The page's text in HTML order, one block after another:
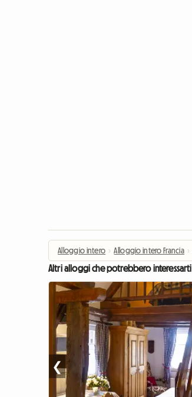
Alloggio intero › Alloggio intero Francia ›
Altri alloggi che potrebbero interessarti
❮